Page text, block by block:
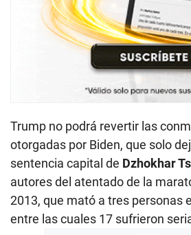
Trump no podrá revertir las
otorgadas por Biden, que solo
sentencia capital de Dzhokhar
autores del atentado de la
2013, que mató a tres personas
entre las cuales 17 sufrieron